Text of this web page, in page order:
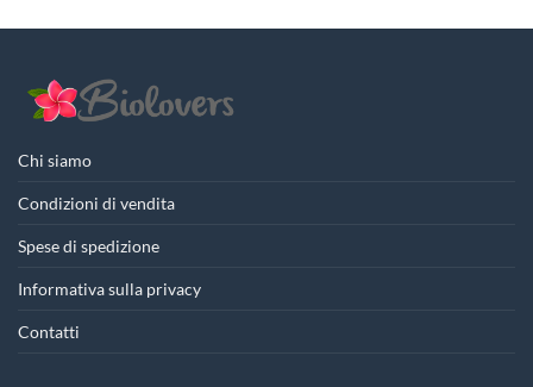
Chi siamo
Condizioni di vendita
Spese di spedizione
Informativa sulla privacy
Contatti